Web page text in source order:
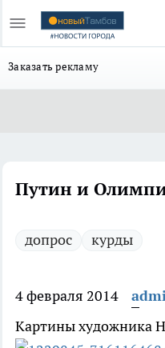
Заказать рекламу
Путин и
допрос курды
4 февраля 2014
Картины художника